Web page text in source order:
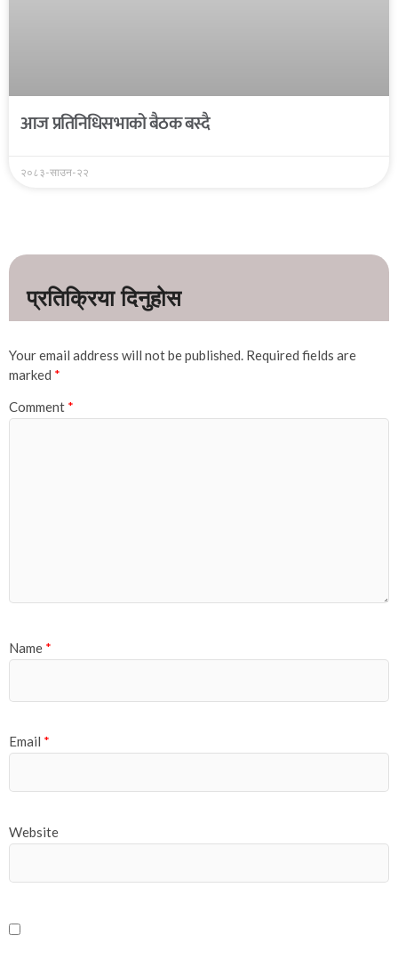
आज प्रतिनिधिसभाको बैठक बस्दै
२०८३-साउन-२२
Your email address will not be published. Required fields are
marked *
Comment *
Name *
Email *
Website